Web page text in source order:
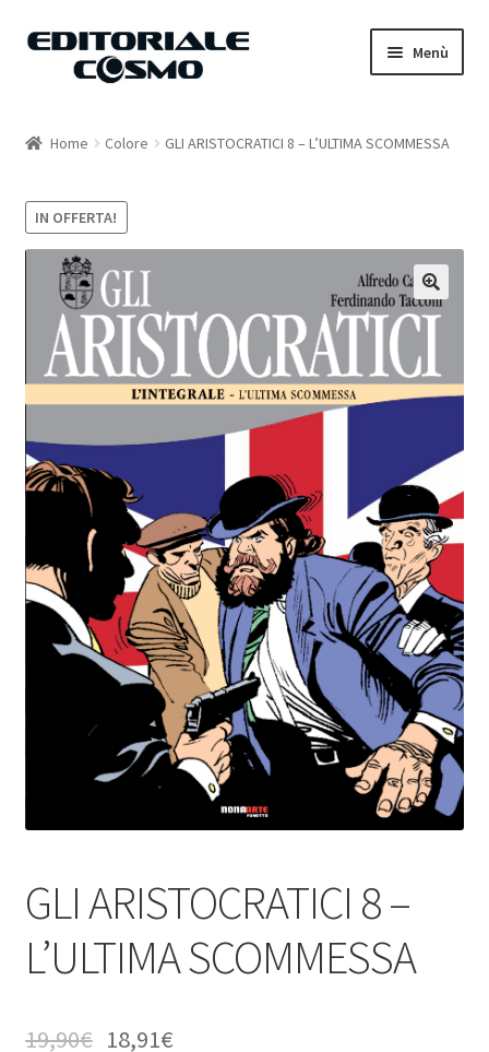
Vai
Vai
Menù
Carrello
Il mio account
Home Colore GLI ARISTOCRATICI 8 – L’ULTIMA SCOMMESSA
IN OFFERTA!
GLI ARISTOCRATICI 8 –
L’ULTIMA SCOMMESSA
19,90€ 18,91€